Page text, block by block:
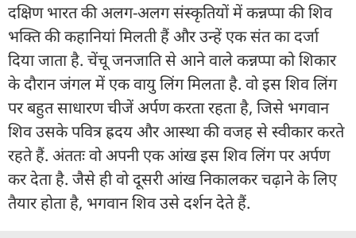
दक्षिण भारत की अलग-अलग संस्कृतियों में कन्नप्पा की शिव
भक्ति की कहानियां मिलती हैं और उन्हें एक संत का दर्जा
दिया जाता है. चेंचू जनजाति से आने वाले कन्नप्पा को शिकार
के दौरान जंगल में एक वायु लिंग मिलता है. वो इस शिव लिंग
पर बहुत साधारण चीजें अर्पण करता रहता है, जिसे भगवान
शिव उसके पवित्र ह्रदय और आस्था की वजह से स्वीकार करते
रहते हैं. अंततः वो अपनी एक आंख इस शिव लिंग पर अर्पण
कर देता है. जैसे ही वो दूसरी आंख निकालकर चढ़ाने के लिए
तैयार होता है, भगवान शिव उसे दर्शन देते हैं.